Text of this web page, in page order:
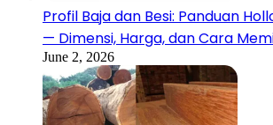
Profil Baja dan Besi: Panduan
— Dimensi, Harga, dan Cara
June 2, 2026